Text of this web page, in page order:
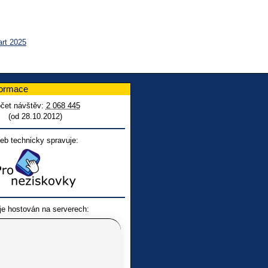
2025
návštěv: 2 068 445
(od 28.10.2012)
technicky spravuje:
hostován na serverech: